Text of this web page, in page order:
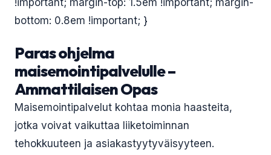
!important; margin-top: 1.5em !important; margin-
bottom: 0.8em !important; }
Paras ohjelma
maisemointipalvelulle –
Ammattilaisen Opas
Maisemointipalvelut kohtaa monia haasteita,
jotka voivat vaikuttaa liiketoiminnan
tehokkuuteen ja asiakastyytyväisyyteen.